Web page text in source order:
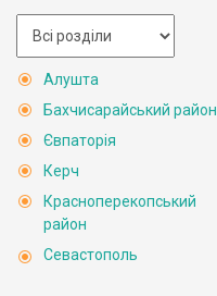
Алушта
Бахчисарайський район
Євпаторія
Керч
Красноперекопський
район
Севастополь